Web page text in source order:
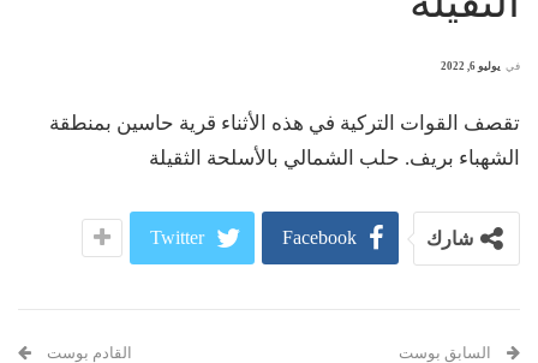
في يوليو 6, 2022
تقصف القوات التركية في هذه الأثناء قرية حاسين بمنطقة
الشهباء بريف. حلب الشمالي بالأسلحة الثقيلة
شارك Facebook
Twitter
السابق بوست القادم بوست